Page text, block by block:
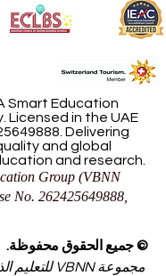
Smart Education
Licensed in the UAE
. Delivering
and global
and research.
Group (VBNN
No. 262425649888
© جميع الحقوق محفوظة.